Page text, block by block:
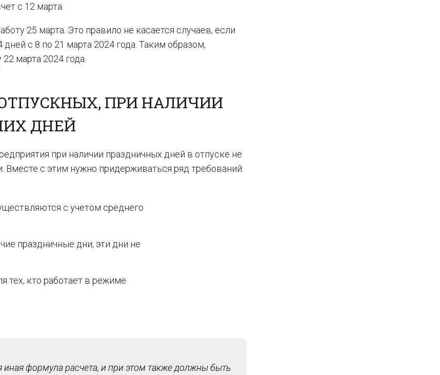
с 12 марта.
25 марта. Это правило не касается случаев, если
с 8 по 21 марта 2024 года. Таким образом,
марта 2024 года.
ПРИ НАЛИЧИИ
ДНЕЙ
при наличии праздничных дней в отпуске не
с этим нужно придерживаться ряд требований.
с учетом среднего
праздничные дни, эти дни не
тех, кто работает в режиме
иная формула расчета, и при этом также должны быть